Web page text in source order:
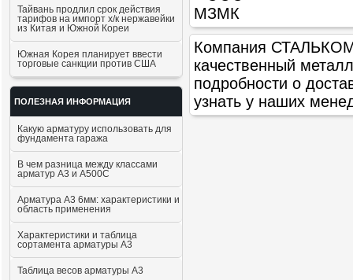
Тайвань продлил срок действия
тарифов на импорт х/к нержавейки
из Китая и Южной Кореи
Южная Корея планирует ввести
торговые санкции против США
ПОЛЕЗНАЯ ИНФОРМАЦИЯ
Какую арматуру использовать для
фундамента гаража
В чем разница между классами
арматур А3 и А500С
Арматура А3 6мм: характеристики и
область применения
Характеристики и таблица
сортамента арматуры А3
Таблица весов арматуры А3
Компания СТАЛЬКОМ
качественный
подробности о
узнать у наших